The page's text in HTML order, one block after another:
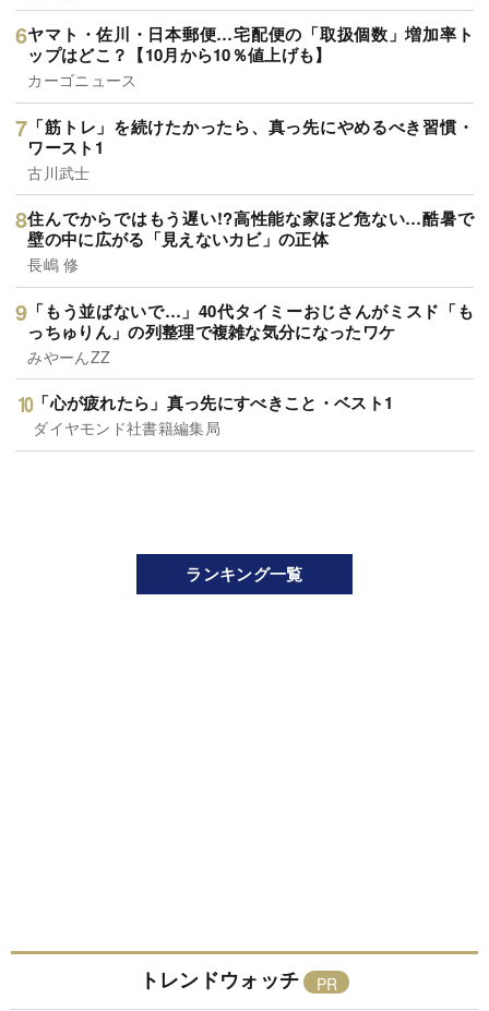
ヤマト・佐川・日本郵便…宅配便の「取扱個数」増加率ト
ップはどこ？【10月から10％値上げも】
カーゴニュース
「筋トレ」を続けたかったら、真っ先にやめるべき習慣・
ワースト1
古川武士
住んでからではもう遅い!?高性能な家ほど危ない…酷暑で
壁の中に広がる「見えないカビ」の正体
長嶋 修
「もう並ばないで…」40代タイミーおじさんがミスド「も
っちゅりん」の列整理で複雑な気分になったワケ
みやーんZZ
「心が疲れたら」真っ先にすべきこと・ベスト1
ダイヤモンド社書籍編集局
ランキング一覧
トレンドウォッチ